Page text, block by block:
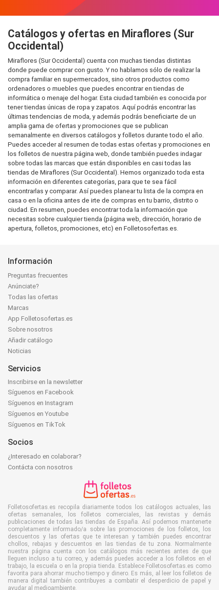
Catálogos y ofertas en Miraflores (Sur
Occidental)
Miraflores (Sur Occidental) cuenta con muchas tiendas distintas
donde puede comprar con gusto. Y no hablamos sólo de realizar la
compra familiar en supermercados, sino otros productos como
ordenadores o muebles que puedes encontrar en tiendas de
informática o menaje del hogar. Esta ciudad también es conocida por
tener tiendas únicas de ropa y zapatos. Aquí podrás encontrar las
últimas tendencias de moda, y además podrás beneficiarte de un
amplia gama de ofertas y promociones que se publican
semanalmente en diversos catálogos y folletos durante todo el año.
Puedes acceder al resumen de todas estas ofertas y promociones en
los folletos de nuestra página web, donde también puedes indagar
sobre todas las marcas que están disponibles en casi todas las
tiendas de Miraflores (Sur Occidental). Hemos organizado toda esta
información en diferentes categorías, para que te sea fácil
encontrarlas y comparar. Así puedes planear tu lista de la compra en
casa o en la oficina antes de irte de compras en tu barrio, distrito o
ciudad. En resumen, puedes encontrar toda la información que
necesitas sobre cualquier tienda (página web, dirección, horario de
apertura, folletos, promociones, etc) en Folletosofertas.es.
Información
Preguntas frecuentes
Anúnciate?
Todas las ofertas
Marcas
App Folletosofertas.es
Sobre nosotros
Añadir catálogo
Noticias
Servicios
Inscribirse en la newsletter
Síguenos en Facebook
Síguenos en Instagram
Síguenos en Youtube
Síguenos en TikTok
Socios
¿Interesado en colaborar?
Contácta con nosotros
Folletosofertas.es recopila diariamente todos los catálogos actuales, las
ofertas semanales, los folletos comerciales, las revistas y demás
publicaciones de todas las tiendas de España. Así podemos mantenerte
completamente informado/a sobre las promociones de los folletos, los
descuentos y las ofertas que te interesan y también puedes encontrar
chollos, rebajas y descuentos en las tiendas de tu zona. Normalmente
nuestra página cuenta con los catálogos más recientes antes de que
lleguen incluso a tu correo, y además puedes acceder a los folletos en el
trabajo, la escuela o en la propia tienda. Establece Folletosofertas.es como
favorita para ahorrar mucho tiempo y dinero. Es más, al leer los folletos de
manera digital también contribuyes a combatir el desperdicio de papel y
ayudar al medioambiente.